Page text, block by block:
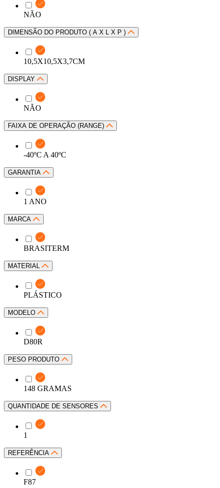
NÃO
DIMENSÃO DO PRODUTO ( A X L X P )
10,5X10,5X3,7CM
DISPLAY
NÃO
FAIXA DE OPERAÇÃO (RANGE)
-40ºC A 40ºC
GARANTIA
1 ANO
MARCA
BRASITERM
MATERIAL
PLÁSTICO
MODELO
D80R
PESO PRODUTO
148 GRAMAS
QUANTIDADE DE SENSORES
1
REFERÊNCIA
F87